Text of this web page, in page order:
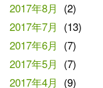
2017年8月
(2)
2017年7月
(13)
2017年6月
(7)
2017年5月
(7)
2017年4月
(9)